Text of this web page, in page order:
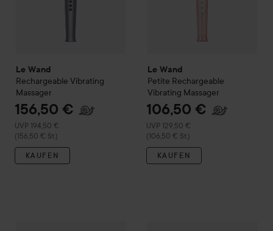
Le Wand
Rechargeable Vibrating
Massager
156,50 €
UVP 194,50 €
Empfohlener Preis 194,50 €
(156,50 € St.)
KAUFEN
Le Wand
Petite Rechargeable
Vibrating Massager
106,50 €
UVP 129,50 €
Empfohlener Preis 129,50 €
(106,50 € St.)
KAUFEN